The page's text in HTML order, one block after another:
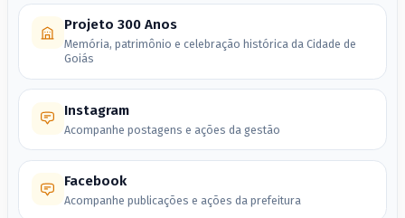
Projeto 300 Anos
Memória, patrimônio e celebração histórica da Cidade de
Goiás
Instagram
Acompanhe postagens e ações da gestão
Facebook
Acompanhe publicações e ações da prefeitura